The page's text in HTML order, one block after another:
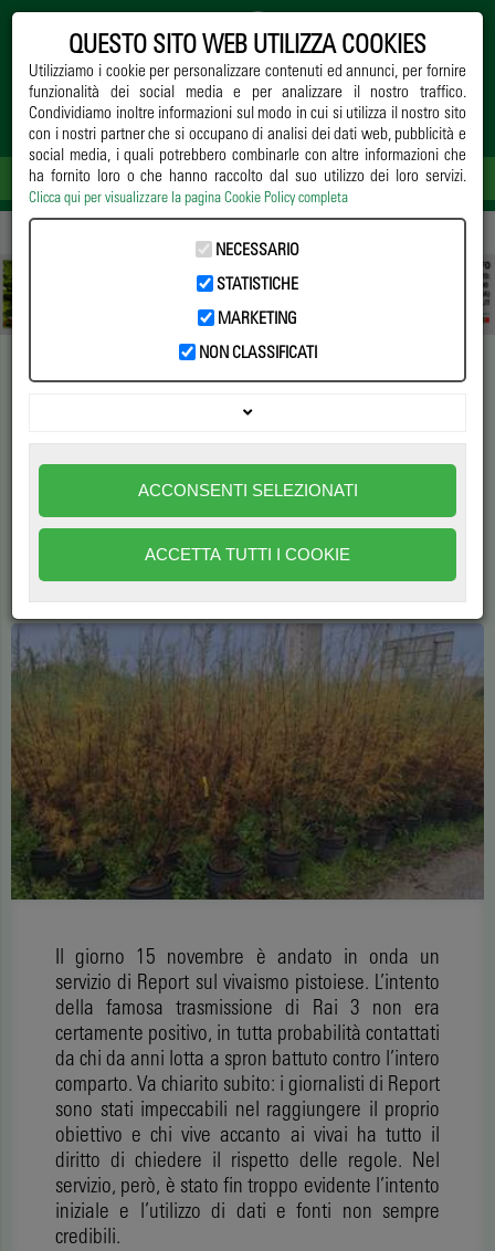
Report, il vivaismo e
l’occasione mancata
Il programma di mamma Rai ha mandato in onda un servizio
sul comprensorio pistoiese, evidenziandone le criticità. La
verità, però, non è emersa del tutto.
diEmanuele Begliomini 6526
Il giorno 15 novembre è andato in onda un
servizio di Report sul vivaismo pistoiese. L’intento
della famosa trasmissione di Rai 3 non era
certamente positivo, in tutta probabilità contattati
da chi da anni lotta a spron battuto contro l’intero
comparto. Va chiarito subito: i giornalisti di Report
sono stati impeccabili nel raggiungere il proprio
obiettivo e chi vive accanto ai vivai ha tutto il
diritto di chiedere il rispetto delle regole. Nel
servizio, però, è stato fin troppo evidente l’intento
iniziale e l’utilizzo di dati e fonti non sempre
credibili.
QUESTO SITO WEB UTILIZZA COOKIES
Utilizziamo i cookie per personalizzare contenuti ed annunci, per fornire
funzionalità dei social media e per analizzare il nostro traffico.
Condividiamo inoltre informazioni sul modo in cui si utilizza il nostro sito
con i nostri partner che si occupano di analisi dei dati web, pubblicità e
social media, i quali potrebbero combinarle con altre informazioni che
ha fornito loro o che hanno raccolto dal suo utilizzo dei loro servizi.
Clicca qui per visualizzare la pagina Cookie Policy completa
NECESSARIO
STATISTICHE
MARKETING
NON CLASSIFICATI
ACCONSENTI SELEZIONATI
ACCETTA TUTTI I COOKIE